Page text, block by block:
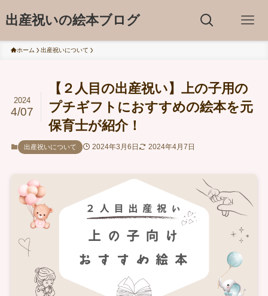
出産祝いの絵本ブログ
ホーム 出産祝いについて
【２人目の出産祝い】上の子用の
プチギフトにおすすめの絵本を元
保育士が紹介！
2024
4/07
出産祝いについて 2024年3月6日 2024年4月7日